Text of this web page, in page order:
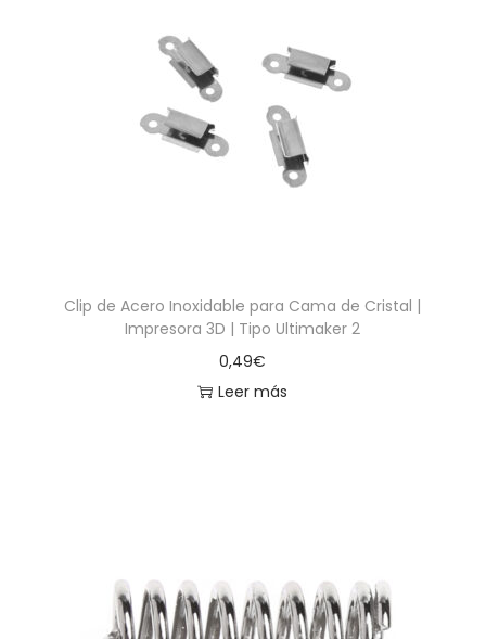
Clip de Acero Inoxidable para Cama de Cristal |
Impresora 3D | Tipo Ultimaker 2
0,49€
Leer más